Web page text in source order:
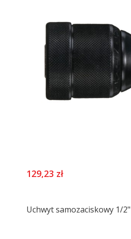
129,23 zł
Uchwyt samozaciskowy 1/